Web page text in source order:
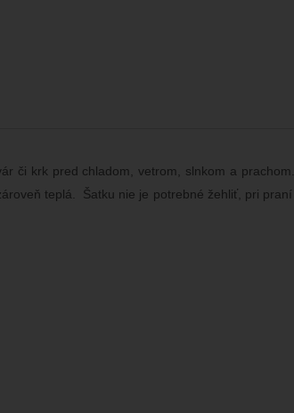
či krk pred chladom, vetrom, slnkom a
teplá. Šatku nie je potrebné žehliť, pri